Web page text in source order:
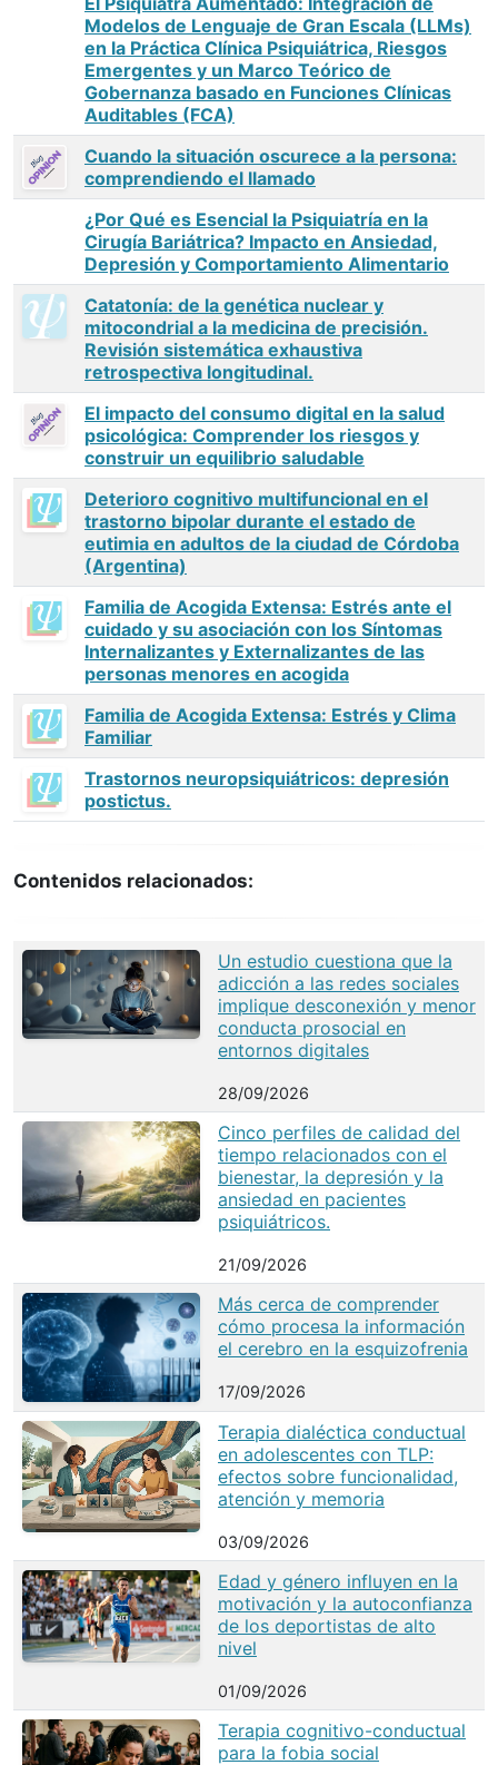
Modelos de Lenguaje de Gran Escala (LLMs)
en la Práctica Clínica Psiquiátrica, Riesgos
Emergentes y un Marco Teórico de
Gobernanza basado en Funciones Clínicas
Auditables (FCA)
Cuando la situación oscurece a la persona:
comprendiendo el llamado
¿Por Qué es Esencial la Psiquiatría en la
Cirugía Bariátrica? Impacto en Ansiedad,
Depresión y Comportamiento Alimentario
Catatonía: de la genética nuclear y
mitocondrial a la medicina de precisión.
Revisión sistemática exhaustiva
retrospectiva longitudinal.
El impacto del consumo digital en la salud
psicológica: Comprender los riesgos y
construir un equilibrio saludable
Deterioro cognitivo multifuncional en el
trastorno bipolar durante el estado de
eutimia en adultos de la ciudad de Córdoba
(Argentina)
Familia de Acogida Extensa: Estrés ante el
cuidado y su asociación con los Síntomas
Internalizantes y Externalizantes de las
personas menores en acogida
Familia de Acogida Extensa: Estrés y Clima
Familiar
Trastornos neuropsiquiátricos: depresión
postictus.
Contenidos relacionados:
Un estudio cuestiona que la
adicción a las redes sociales
implique desconexión y menor
conducta prosocial en
entornos digitales
28/09/2026
Cinco perfiles de calidad del
tiempo relacionados con el
bienestar, la depresión y la
ansiedad en pacientes
psiquiátricos.
21/09/2026
Más cerca de comprender
cómo procesa la información
el cerebro en la esquizofrenia
17/09/2026
Terapia dialéctica conductual
en adolescentes con TLP:
efectos sobre funcionalidad,
atención y memoria
03/09/2026
Edad y género influyen en la
motivación y la autoconfianza
de los deportistas de alto
nivel
01/09/2026
Terapia cognitivo-conductual
para la fobia social